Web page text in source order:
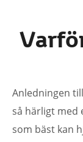
Anledningen
så härligt med
som bäst kan